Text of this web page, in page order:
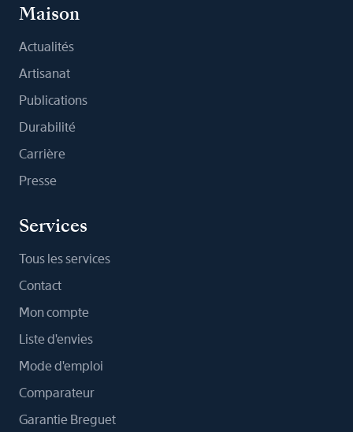
Maison
Actualités
Artisanat
Publications
Durabilité
Carrière
Presse
Services
Tous les services
Contact
Mon compte
Liste d'envies
Mode d'emploi
Comparateur
Garantie Breguet